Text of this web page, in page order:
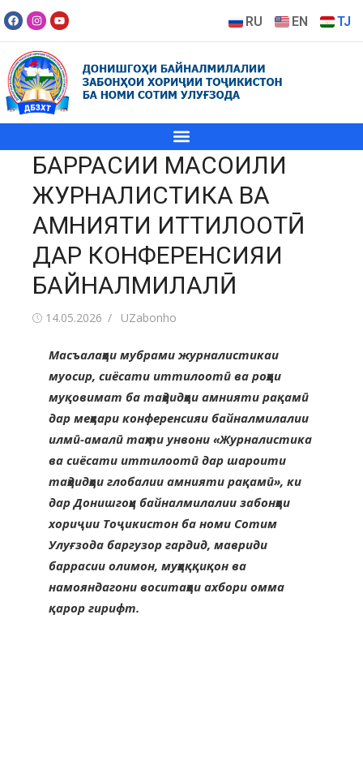
RU EN TJ
БАРРАСИИ МАСОИЛИ
ЖУРНАЛИСТИКА ВА
АМНИЯТИ ИТТИЛООТӢ
ДАР КОНФЕРЕНСИЯИ
БАЙНАЛМИЛАЛӢ
14.05.2026 UZabonho
Масъалаҳои мубрами журналистикаи
муосир, сиёсати иттилоотӣ ва роҳҳои
муқовимат ба таҳдидҳои амнияти рақамӣ
дар меҳвари конференсияи байналмилалии
илмӣ-амалӣ таҳти унвони «Журналистика
ва сиёсати иттилоотӣ дар шароити
таҳдидҳои глобалии амнияти рақамӣ», ки
дар Донишгоҳи байналмилалии забонҳои
хориҷии Тоҷикистон ба номи Сотим
Улуғзода баргузор гардид, мавриди
баррасии олимон, муҳаққиқон ва
намояндагони воситаҳои ахбори омма
қарор гирифт.